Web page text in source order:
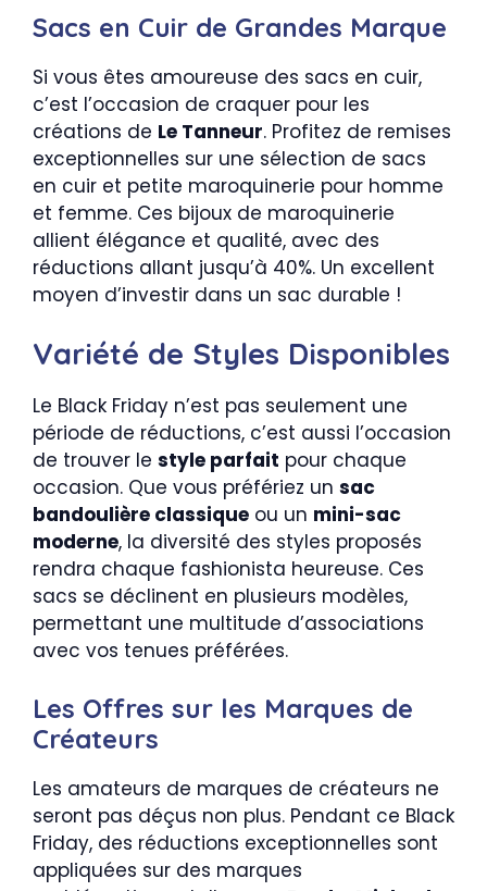
Sacs en Cuir de Grandes Marque
Si vous êtes amoureuse des sacs en cuir,
c’est l’occasion de craquer pour les
créations de Le Tanneur. Profitez de remises
exceptionnelles sur une sélection de sacs
en cuir et petite maroquinerie pour homme
et femme. Ces bijoux de maroquinerie
allient élégance et qualité, avec des
réductions allant jusqu’à 40%. Un excellent
moyen d’investir dans un sac durable !
Variété de Styles Disponibles
Le Black Friday n’est pas seulement une
période de réductions, c’est aussi l’occasion
de trouver le style parfait pour chaque
occasion. Que vous préfériez un sac
bandoulière classique ou un mini-sac
moderne, la diversité des styles proposés
rendra chaque fashionista heureuse. Ces
sacs se déclinent en plusieurs modèles,
permettant une multitude d’associations
avec vos tenues préférées.
Les Offres sur les Marques de
Créateurs
Les amateurs de marques de créateurs ne
seront pas déçus non plus. Pendant ce Black
Friday, des réductions exceptionnelles sont
appliquées sur des marques